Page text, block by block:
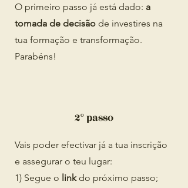
O primeiro passo já está dado: a
tomada de decisão de investires na
tua formação e transformação.
Parabéns!
2º passo
Vais poder efectivar já a tua inscrição
e assegurar o teu lugar:
1) Segue o link do próximo passo;